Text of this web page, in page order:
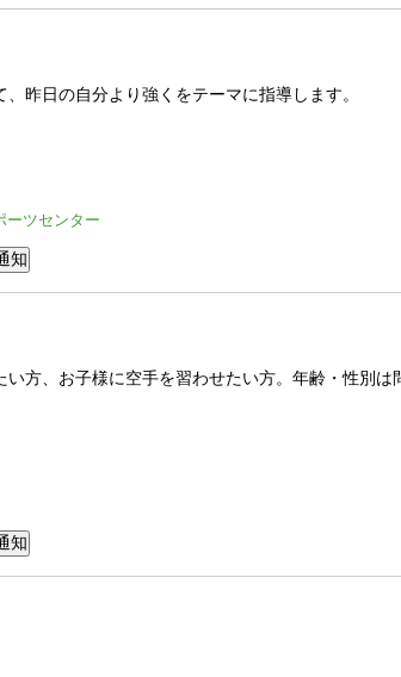
昨日の自分より強くをテーマに指導します。
ーツセンター
い方、お子様に空手を習わせたい方。年齢・性別は